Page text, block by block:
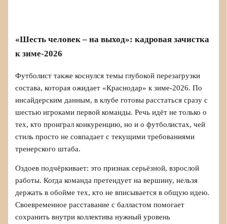
«Шесть человек – на выход»: кадровая зачистка
к зиме-2026
Футболист также коснулся темы глубокой перезагрузки
состава, которая ожидает «Краснодар» к зиме-2026. По
инсайдерским данным, в клубе готовы расстаться сразу с
шестью игроками первой команды. Речь идёт не только о
тех, кто проиграл конкуренцию, но и о футболистах, чей
стиль просто не совпадает с текущими требованиями
тренерского штаба.
Оздоев подчёркивает: это признак серьёзной, взрослой
работы. Когда команда претендует на вершину, нельзя
держать в обойме тех, кто не вписывается в общую идею.
Своевременное расставание с балластом помогает
сохранить внутри коллектива нужный уровень